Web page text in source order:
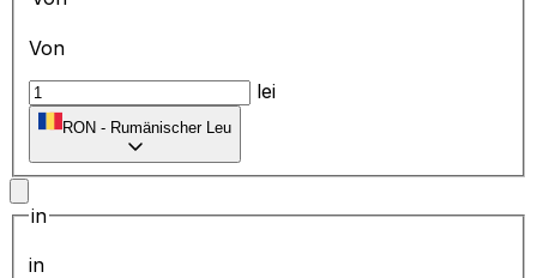
Von
lei
RON - Rumänischer Leu
in
in